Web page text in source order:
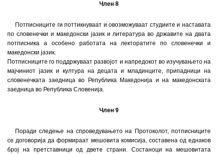
Член 8
Потписниците ги поттикнуваат и овозможуваат студиите и наставата
по словенечки и македонски јазик и литература во државите на двата
потписника a oсобено работaтa на лекторатите по словенечки и
македонски јазик.
Потписниците го поддржуваат развојот и напредокот во изучувањето на
мајчиниот јазик и култура на децата и младинците, припадници на
словенечката заедница во Република Македонија и на македонската
заедница во Република Словенија.
Член 9
Поради следење на спроведувањето на Протоколот, потписниците
се договорија да формираат мешовита комисија, составена од еднаков
број на претставници од двете страни. Состаноци на мешовитата